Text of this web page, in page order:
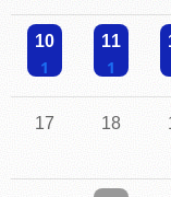
10 11
17 18